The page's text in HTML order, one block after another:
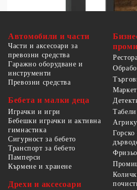
Автомобили и части
Части и аксесоари за
превозни средства
Гаражно оборудване и
инструменти
Превозни средства
Бебета и малки деца
Играчки и игри
Бебешки играчки и активна
гимнастика
Сигурност за бебето
Транспорт за бебето
Памперси
Кърмене и хранене
Дрехи и аксесоари
Табели
Горско